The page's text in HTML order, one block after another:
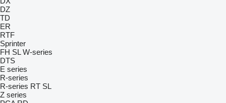
DZ
TD
ER
RTF
Sprinter
FH SL W-series
DTS
E series
R-series
R-series RT SL
Z series